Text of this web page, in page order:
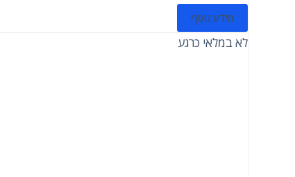
מידע נוסף
לא במלאי כרגע